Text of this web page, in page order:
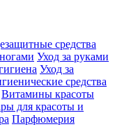
средства
Уход за руками
Уход за
средства
Витамины красоты
для красоты и
Парфюмерия